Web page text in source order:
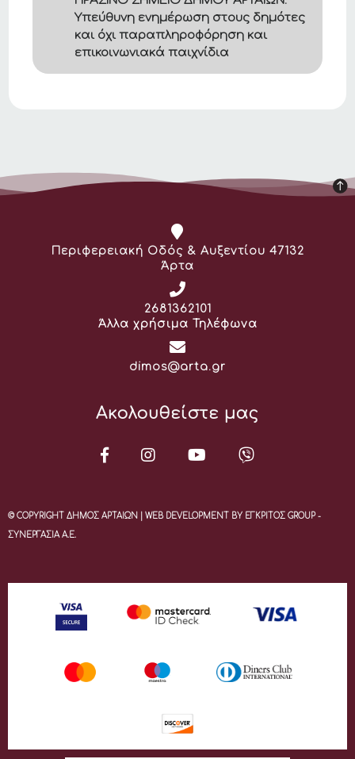
Υπεύθυνη ενημέρωση στους δημότες
και όχι παραπληροφόρηση και
επικοινωνιακά παιχνίδια
Διεύθυνση:
Περιφερειακή Οδός & Αυξεντίου 47132
Άρτα
Τηλέφωνο:
2681362101
Άλλα χρήσιμα Τηλέφωνα
Email:
dimos@arta.gr
Ακολουθείστε μας
© COPYRIGHT ΔΗΜΟΣ ΑΡΤΑΙΩΝ | WEB DEVELOPMENT BY ΕΓΚΡΙΤΟΣ GROUP -
ΣΥΝΕΡΓΑΣΙΑ Α.Ε.